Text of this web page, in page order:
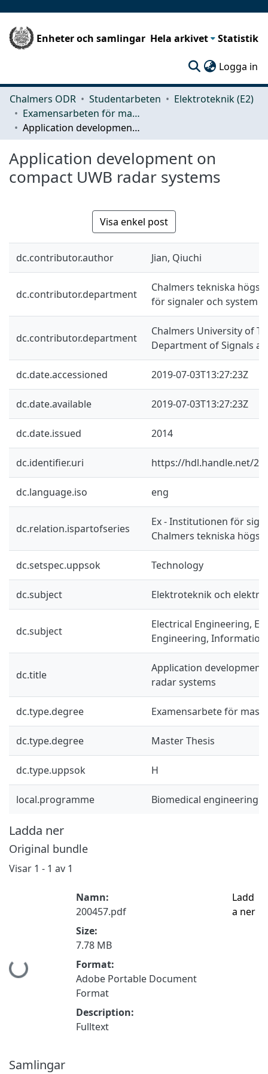
Enheter och samlingar Hela arkivet Statistik
Logga in
Chalmers ODR Studentarbeten
Elektroteknik (E2)
Examensarbeten för masterexamen
Application development on compact UWB radar systems
Application development on
compact UWB radar systems
Visa enkel post
dc.contributor.author Jian, Qiuchi
dc.contributor.department
Chalmers tekniska
för signaler och system
dc.contributor.department
Chalmers University of
Department of Signals
dc.date.accessioned 2019-07-03T13:27:23Z
dc.date.available 2019-07-03T13:27:23Z
dc.date.issued 2014
dc.identifier.uri https://hdl.handle.net/
dc.language.iso eng
dc.relation.ispartofseries
Ex - Institutionen för
Chalmers tekniska
dc.setspec.uppsok Technology
dc.subject Elektroteknik och
dc.subject
Electrical Engineering,
Engineering,
dc.title
Application development
radar systems
dc.type.degree Examensarbete för
dc.type.degree Master Thesis
dc.type.uppsok H
local.programme Biomedical engineering
Ladda ner
Original bundle
Visar 1 - 1 av 1
Hämtar...
Namn:
200457.pdf
Size:
7.78 MB
Format:
Adobe Portable Document
Format
Description:
Fulltext
Ladd
a ner
Samlingar